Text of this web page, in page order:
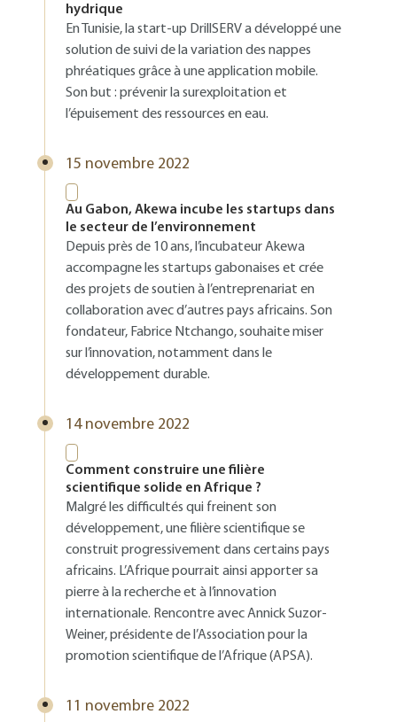
hydrique
En Tunisie, la start-up DrillSERV a développé une
solution de suivi de la variation des nappes
phréatiques grâce à une application mobile.
Son but : prévenir la surexploitation et
l’épuisement des ressources en eau.
15 novembre 2022
Au Gabon, Akewa incube les startups dans
le secteur de l’environnement
Depuis près de 10 ans, l’incubateur Akewa
accompagne les startups gabonaises et crée
des projets de soutien à l’entreprenariat en
collaboration avec d’autres pays africains. Son
fondateur, Fabrice Ntchango, souhaite miser
sur l’innovation, notamment dans le
développement durable.
14 novembre 2022
Comment construire une filière
scientifique solide en Afrique ?
Malgré les difficultés qui freinent son
développement, une filière scientifique se
construit progressivement dans certains pays
africains. L’Afrique pourrait ainsi apporter sa
pierre à la recherche et à l’innovation
internationale. Rencontre avec Annick Suzor-
Weiner, présidente de l’Association pour la
promotion scientifique de l’Afrique (APSA).
11 novembre 2022